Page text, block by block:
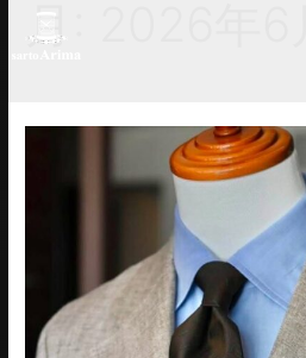
月: